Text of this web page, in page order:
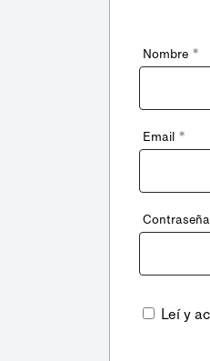
Nombre *
Email *
Contraseña
Leí y